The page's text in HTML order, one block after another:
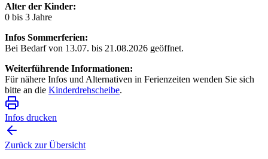
Alter der Kinder:
0 bis 3 Jahre
Infos Sommerferien:
Bei Bedarf von 13.07. bis 21.08.2026 geöffnet.
Weiterführende Informationen:
Für nähere Infos und Alternativen in Ferienzeiten wenden Sie sich
bitte an die Kinderdrehscheibe.
Infos drucken
Zurück zur Übersicht